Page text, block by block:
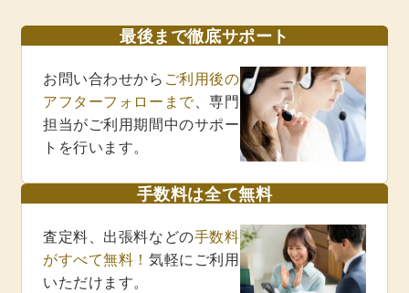
最後まで徹底サポート
お問い合わせから ご利用後の
アフターフォローまで、専門
担当がご利用期間中のサポー
トを行います。
手数料は全て無料
査定料、出張料などの手数料
がすべて無料！ 気軽にご利用
いただけます。